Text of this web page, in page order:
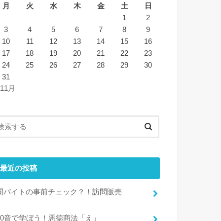
月 火 水 木 金 土
日
1
2
3
4 5 6 7 8
9
10
11 12 13 14 15
16
17
18 19 20 21 22
23
24
25 26 27 28 29
30
31
月
最近の投稿
バイトの事前チェック？！訪問販売
音で学ぼう！悪徳商法「え」